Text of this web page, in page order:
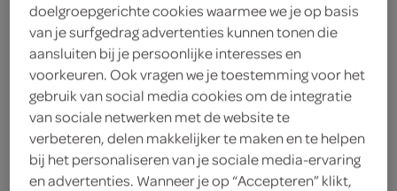
3 eetlepels boter
150 milliliter water
2 eetlepels zonnebloemolie
250 gram zelfrijzend bakmeel
doelgroepgerichte cookies waarmee we je op basis
van je surfgedrag advertenties kunnen tonen die
aansluiten bij je persoonlijke interesses en
voorkeuren. Ook vragen we je toestemming voor het
gebruik van social media cookies om de integratie
van sociale netwerken met de website te
verbeteren, delen makkelijker te maken en te helpen
bij het personaliseren van je sociale media-ervaring
en advertenties. Wanneer je op “Accepteren” klikt,